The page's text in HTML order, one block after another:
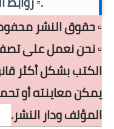
▫️ حقوق النشر
▫️ نحن نعمل على
الكتب بشكل أكثر
يمكن معاينته أو
المؤلف ودار النشر.